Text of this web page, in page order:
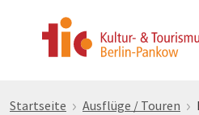
zumStartseite Ausflüge / Touren